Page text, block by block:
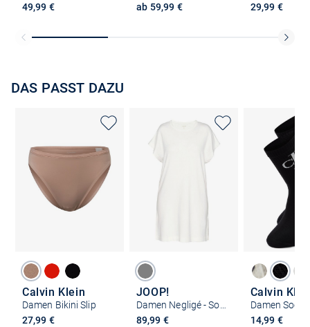
49,99 €
ab 59,99 €
29,99 €
DAS PASST DAZU
Calvin Klein
Damen Bikini Slip
27,99 €
JOOP!
89,99 €
Calvin
14,99 €